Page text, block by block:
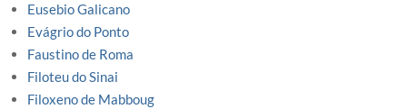
Eusebio Galicano
Evágrio do Ponto
Faustino de Roma
Filoteu do Sinai
Filoxeno de Mabboug